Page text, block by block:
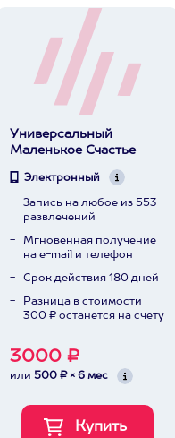
Универсальный
Маленькое Счастье
Электронный
Запись на любое из 553
развлечений
Мгновенная получение
на e-mail и телефон
Срок действия 180 дней
Разница в стоимости
300 ₽ останется на счету
3000 ₽
или 500 ₽ × 6 мес